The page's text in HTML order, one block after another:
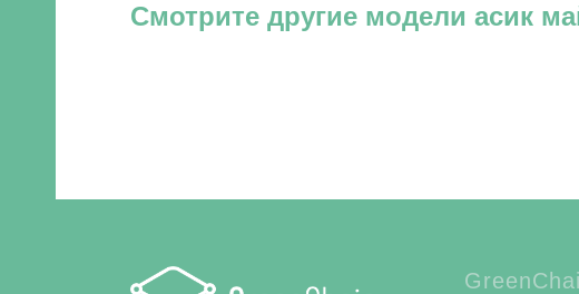
Смотрите другие модели асик